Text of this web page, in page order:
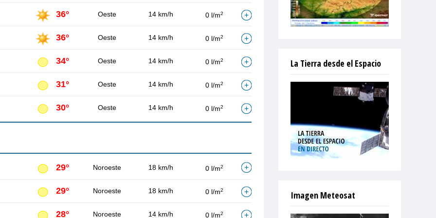
36° Oeste 14 km/h 0 l/m2
36° Oeste 14 km/h 0 l/m2
34° Oeste 14 km/h 0 l/m2
31° Oeste 14 km/h 0 l/m2
30° Oeste 14 km/h 0 l/m2
29° Noroeste 18 km/h 0 l/m2
29° Noroeste 18 km/h 0 l/m2
28° Noroeste 14 km/h 0 l/m2
La Tierra desde el Espacio
Imagen Meteosat